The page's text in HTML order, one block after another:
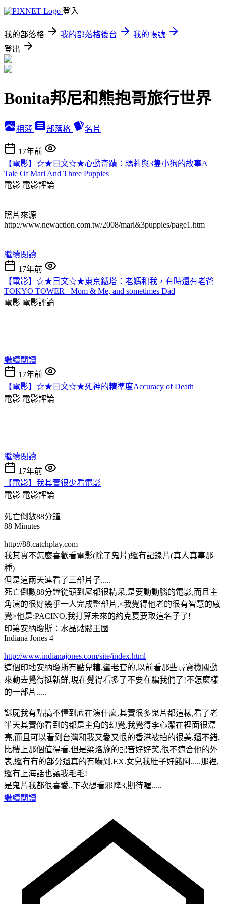
登入
我的部落格 我的部落格後台
我的帳號
登出
Bonita邦尼和熊抱哥旅行世界
相簿 部落格 名片
17年前
【電影】☆★日文☆★心動奇蹟：瑪莉與3隻小狗的故事A
Tale Of Mari And Three Puppies
電影 電影評論
照片來源
http://www.newaction.com.tw/2008/mari&3puppies/page1.htm
繼續閱讀
17年前
【電影】☆★日文☆★東京鐵塔：老媽和我，有時還有老爸
TOKYO TOWER –Mom & Me, and sometimes Dad
電影 電影評論
繼續閱讀
17年前
【電影】☆★日文☆★死神的精準度Accuracy of Death
電影 電影評論
繼續閱讀
17年前
【電影】我其實很少看電影
電影 電影評論
死亡倒數88分鐘
88 Minutes
http://88.catchplay.com
我其實不怎麼喜歡看電影(除了鬼片)還有記錄片(真人真事那
種)
但是這兩天連看了三部片子.....
死亡倒數88分鐘從頭到尾都很精采,是要動動腦的電影,而且主
角演的很好幾乎一人完成整部片,<我覺得他老的很有智慧的感
覺>他是:PACINO,我打算未來的約克夏要取這名子了!
印第安納瓊斯：水晶骷髏王國
Indiana Jones 4
http://www.indianajones.com/site/index.html
這個印地安納瓊斯有點兒糟,蠻老套的,以前看那些尋寶機關動
來動去覺得挺新鮮,現在覺得看多了不要在騙我們了!不怎麼樣
的一部片.....
謎屍我有點搞不懂到底在演什麼,其實很多鬼片都這樣,看了老
半天其實你看到的都是主角的幻覺,我覺得李心潔在裡面很漂
亮,而且可以看到台灣和我又愛又恨的香港被拍的很美,還不錯,
比樓上那個值得看,但是梁洛施的配音好好笑,很不適合他的外
表,還有有的部分還真的有嚇到,EX.女兒我肚子好餓阿.....那裡,
還有上海話也讓我毛毛!
是鬼片我都很喜愛,.下次想看邪降3,期待喔.....
繼續閱讀